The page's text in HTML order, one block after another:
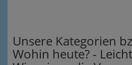
Unsere Kategorien
Wohin heute? -